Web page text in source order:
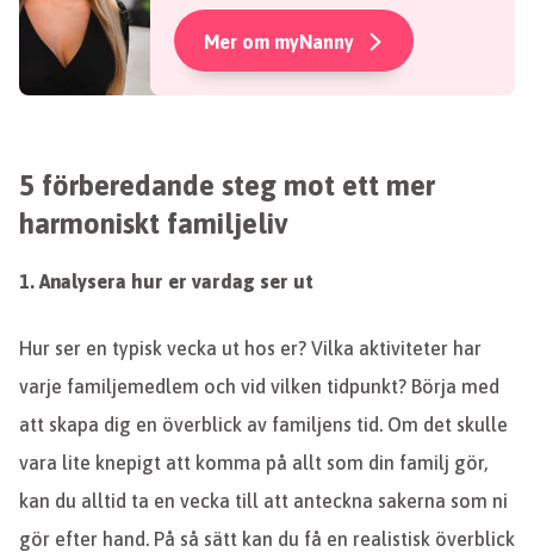
Mer om myNanny
5 förberedande steg mot ett mer
harmoniskt familjeliv
1. Analysera hur er vardag ser ut
Hur ser en typisk vecka ut hos er? Vilka aktiviteter har
varje familjemedlem och vid vilken tidpunkt? Börja med
att skapa dig en överblick av familjens tid. Om det skulle
vara lite knepigt att komma på allt som din familj gör,
kan du alltid ta en vecka till att anteckna sakerna som ni
gör efter hand. På så sätt kan du få en realistisk överblick